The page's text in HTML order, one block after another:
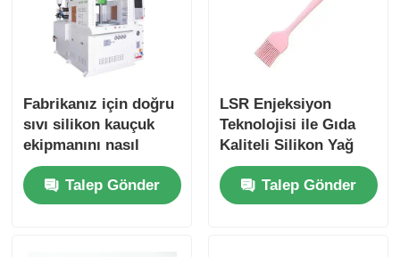
Fabrikanız için doğru
sıvı silikon kauçuk
ekipmanını nasıl
seçebilirsiniz?
Talep Gönder
LSR Enjeksiyon
Teknolojisi ile Gıda
Kaliteli Silikon Yağ
Fırça Yapma Makinesi
Talep Gönder